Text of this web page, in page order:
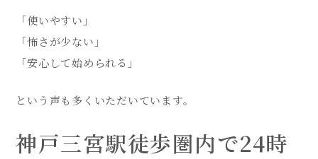
「使いやすい」
「怖さが少ない」
「安心して始められる」
という声も多くいただいています。
神戸三宮駅徒歩圏内で24時